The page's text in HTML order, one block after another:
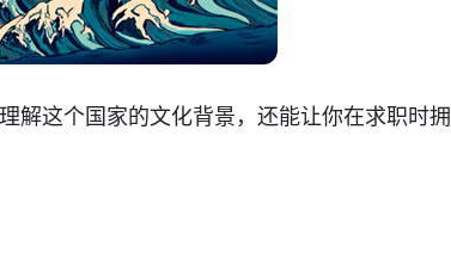
解这个国家的文化背景，还能让你在求职时拥